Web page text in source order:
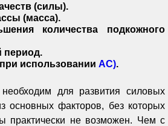
(силы).
(масса).
количества подкожного
период.
использовании АС).
для развития силовых
основных факторов, без которых
практически не возможен. Чем с